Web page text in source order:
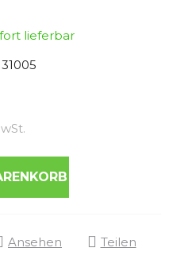
lieferbar
Ansehen Teilen